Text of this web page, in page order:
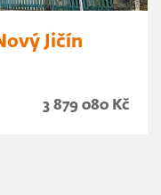
Jičín
3 879 080 Kč